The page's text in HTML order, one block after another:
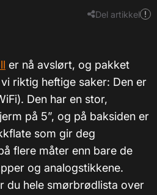
Del artikkel
er nå avslørt, og pakket
riktig heftige saker: Den er
Den har en stor,
på 5”, og på baksiden er
som gir deg
flere måter enn bare de
og analogstikkene.
du hele smørbrødlista over